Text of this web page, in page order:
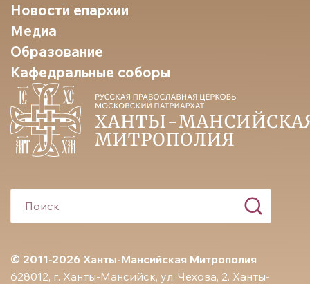
© 2011-2026 Ханты-Мансийская Митрополия
628012, г. Ханты-Мансийск, ул. Чехова, 2. Ханты-
Новости епархии
Медиа
Образование
Кафедральные соборы